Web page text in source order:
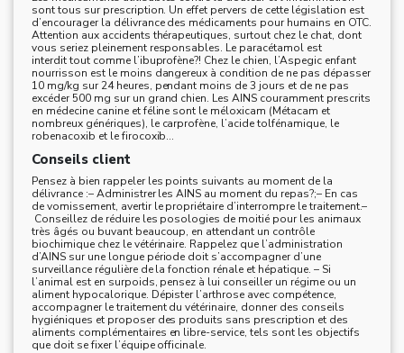
sont tous sur prescription. Un effet pervers de cette législation est
d’encourager la délivrance des médicaments pour humains en OTC.
Attention aux accidents thérapeutiques, surtout chez le chat, dont
vous seriez pleinement responsables. Le paracétamol est
interdit tout comme l’ibuprofène?! Chez le chien, l’Aspegic enfant
nourrisson est le moins dangereux à condition de ne pas dépasser
10 mg/kg sur 24 heures, pendant moins de 3 jours et de ne pas
excéder 500 mg sur un grand chien. Les AINS couramment prescrits
en médecine canine et féline sont le méloxicam (Métacam et
nombreux génériques), le carprofène, l’acide tolfénamique, le
robenacoxib et le firocoxib...
Conseils client
Pensez à bien rappeler les points suivants au moment de la
délivrance :– Administrer les AINS au moment du repas?;– En cas
de vomissement, avertir le propriétaire d’interrompre le traitement.–
Conseillez de réduire les posologies de moitié pour les animaux
très âgés ou buvant beaucoup, en attendant un contrôle
biochimique chez le vétérinaire. Rappelez que l’administration
d’AINS sur une longue période doit s’accompagner d’une
surveillance régulière de la fonction rénale et hépatique. – Si
l’animal est en surpoids, pensez à lui conseiller un régime ou un
aliment hypocalorique. Dépister l’arthrose avec compétence,
accompagner le traitement du vétérinaire, donner des conseils
hygiéniques et proposer des produits sans prescription et des
aliments complémentaires en libre-service, tels sont les objectifs
que doit se fixer l’équipe officinale.